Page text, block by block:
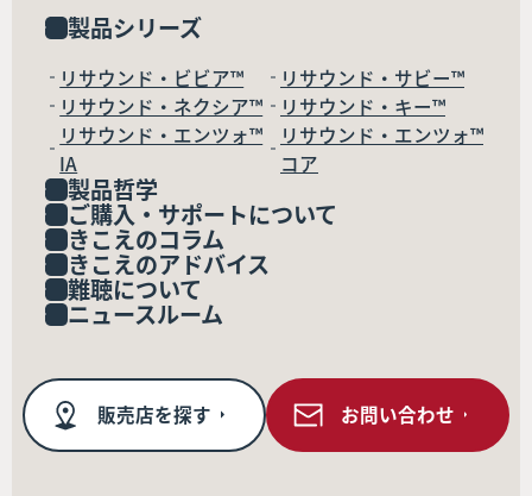
製品シリーズ
リサウンド・ビビア™
リサウンド・サビー™
リサウンド・ネクシア™
リサウンド・キー™
リサウンド・エンツォ™
IA
リサウンド・エンツォ™
コア
製品哲学
ご購入・サポートについて
きこえのコラム
きこえのアドバイス
難聴について
ニュースルーム
販売店を探す お問い合わせ